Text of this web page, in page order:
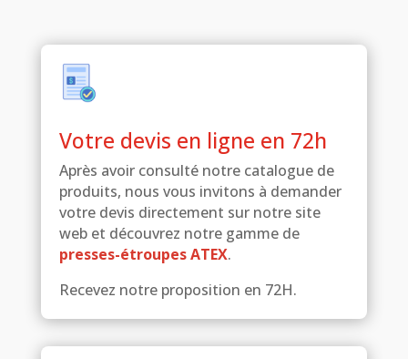
Votre devis en ligne en 72h
Après avoir consulté notre catalogue de
produits, nous vous invitons à demander
votre devis directement sur notre site
web et découvrez notre gamme de
presses-étroupes ATEX.
Recevez notre proposition en 72H.